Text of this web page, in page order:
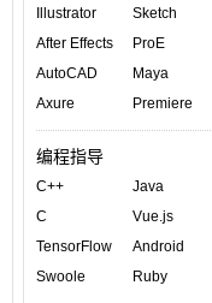
Illustrator
Sketch
After Effects
ProE
AutoCAD
Maya
Axure
Premiere
编程指导
C++ Java
C
Vue.js
TensorFlow
Android
Swoole
Ruby